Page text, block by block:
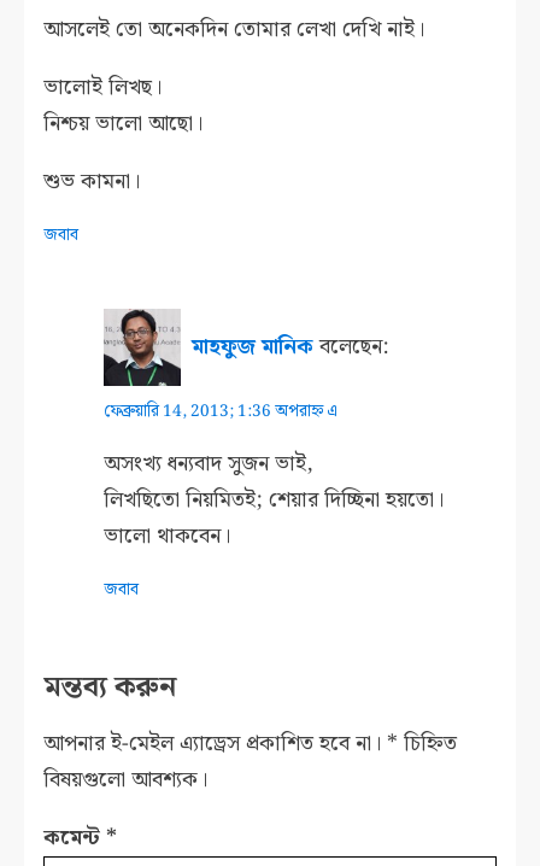
আসলেই তো অনেকদিন তোমার লেখা দেখি নাই।
ভালোই লিখছ।
নিশ্চয় ভালো আছো।
শুভ কামনা।
জবাব
মাহফুজ মানিকবলেছেন:
ফেব্রুয়ারি 14, 2013; 1:36 অপরাহ্ন এ
অসংখ্য ধন্যবাদ সুজন ভাই,
লিখছিতো নিয়মিতই; শেয়ার দিচ্ছিনা হয়তো।
ভালো থাকবেন।
জবাব
মন্তব্য করুন
আপনার ই-মেইল এ্যাড্রেস প্রকাশিত হবে না। * চিহ্নিত
বিষয়গুলো আবশ্যক।
কমেন্ট *